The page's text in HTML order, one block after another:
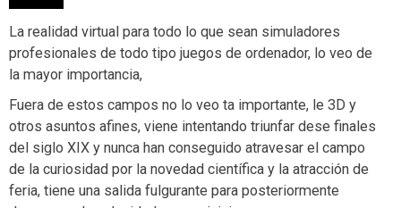
La realidad virtual para todo lo que sean simuladores
profesionales de todo tipo juegos de ordenador, lo veo de
la mayor importancia,
Fuera de estos campos no lo veo ta importante, le 3D y
otros asuntos afines, viene intentando triunfar dese finales
del siglo XIX y nunca han conseguido atravesar el campo
de la curiosidad por la novedad científica y la atracción de
feria, tiene una salida fulgurante para posteriormente